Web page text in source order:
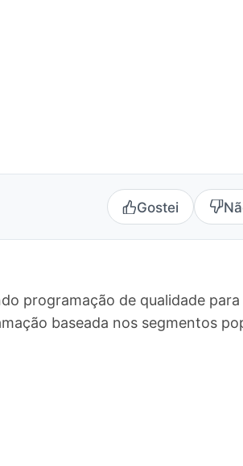
Gostei
programação de qualidade
baseada nos segmentos